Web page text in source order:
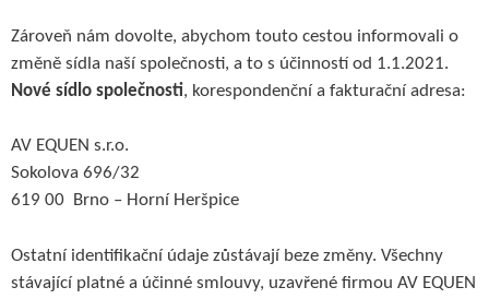
Zároveň nám dovolte, abychom touto cestou informovali o
změně sídla naší společnosti, a to s účinností od 1.1.2021.
Nové sídlo společnosti, korespondenční a fakturační adresa:
AV EQUEN s.r.o.
Sokolova 696/32
619 00 Brno – Horní Heršpice
Ostatní identifikační údaje zůstávají beze změny. Všechny
stávající platné a účinné smlouvy, uzavřené firmou AV EQUEN